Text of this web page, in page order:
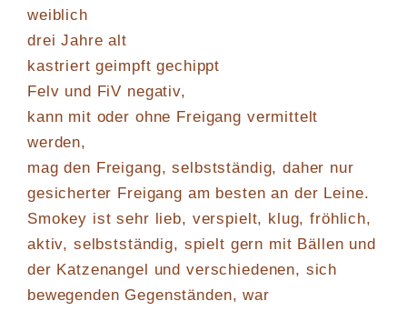
weiblich
drei Jahre alt
kastriert geimpft gechippt
Felv und FiV negativ,
kann mit oder ohne Freigang vermittelt
werden,
mag den Freigang, selbstständig, daher nur
gesicherter Freigang am besten an der Leine.
Smokey ist sehr lieb, verspielt, klug, fröhlich,
aktiv, selbstständig, spielt gern mit Bällen und
der Katzenangel und verschiedenen, sich
bewegenden Gegenständen, war